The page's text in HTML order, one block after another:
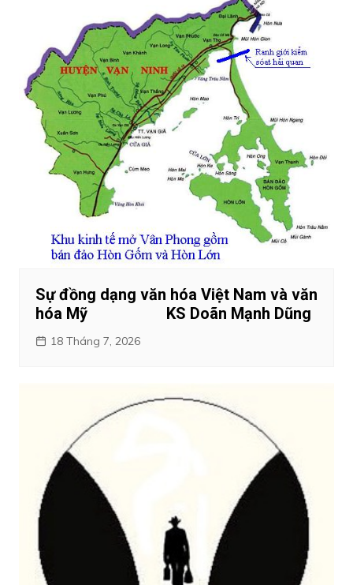
Sự đồng dạng văn hóa Việt Nam và văn
hóa Mỹ KS Doãn Mạnh Dũng
18 Tháng 7, 2026